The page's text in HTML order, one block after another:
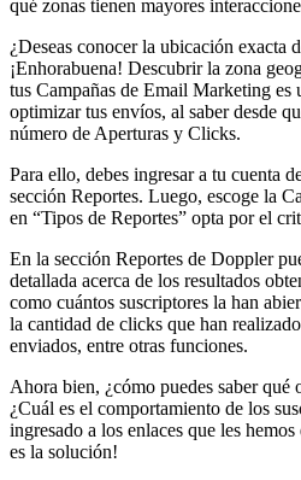
qué zonas tienen mayores
¿Deseas conocer la ubicación exacta
¡Enhorabuena! Descubrir la zona
tus Campañas de Email Marketing es
optimizar tus envíos, al saber desde
número de Aperturas y Clicks.
Para ello, debes ingresar a tu cuenta
sección Reportes. Luego, escoge la
en “Tipos de Reportes” opta por el
En la sección Reportes de Doppler
detallada acerca de los resultados
como cuántos suscriptores la han
la cantidad de clicks que han
enviados, entre otras funciones.
Ahora bien, ¿cómo puedes saber qué
¿Cuál es el comportamiento de los
ingresado a los enlaces que les
es la solución!